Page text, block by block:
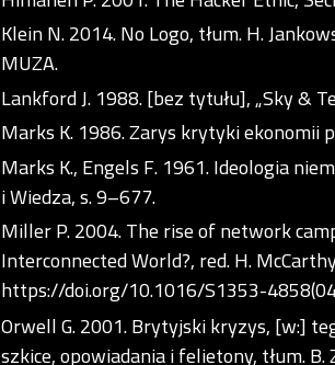
Klein N. 2014. No Logo, tłum. H.
MUZA.
Lankford J. 1988. [bez tytułu], „Sky &
Marks K. 1986. Zarys krytyki ekonomii
Marks K., Engels F. 1961. Ideologia
i Wiedza, s. 9–677.
Miller P. 2004. The rise of network
Interconnected World?, red. H.
https://doi.org/10.1016/S1353-
Orwell G. 2001. Brytyjski kryzys, [w:]
szkice, opowiadania i felietony, tłum.